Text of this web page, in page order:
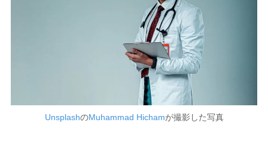
UnsplashのMuhammad Hichamが撮影した写真